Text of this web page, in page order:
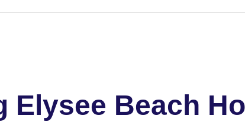
Elysee Beach